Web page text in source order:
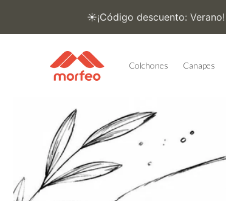
Colchones Canapes